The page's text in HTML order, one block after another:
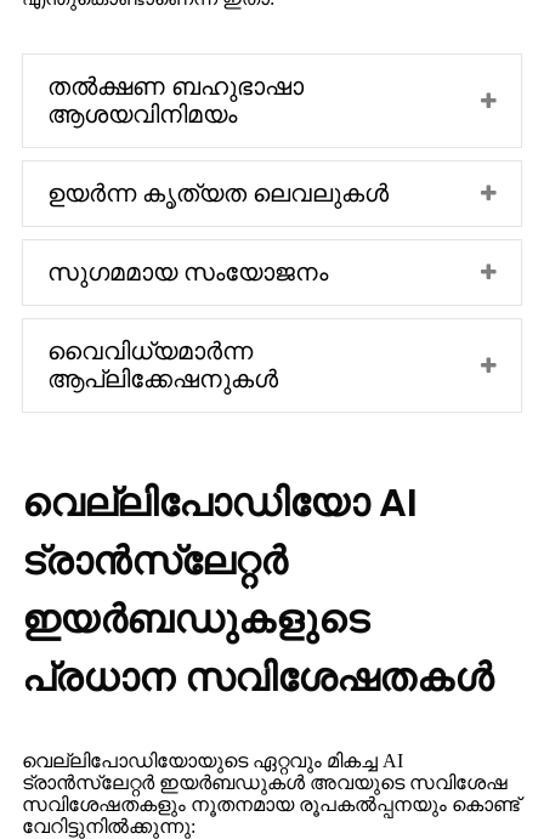
തൽക്ഷണ ബഹുഭാഷാ
ആശയവിനിമയം
ഉയർന്ന കൃത്യത ലെവലുകൾ
സുഗമമായ സംയോജനം
വൈവിധ്യമാർന്ന
ആപ്ലിക്കേഷനുകൾ
വെല്ലിപോഡിയോ AI
ട്രാൻസ്ലേറ്റർ
ഇയർബഡുകളുടെ
പ്രധാന സവിശേഷതകൾ
വെല്ലിപോഡിയോയുടെ ഏറ്റവും മികച്ച AI
ട്രാൻസ്ലേറ്റർ ഇയർബഡുകൾ അവയുടെ സവിശേഷ
സവിശേഷതകളും നൂതനമായ രൂപകൽപ്പനയും കൊണ്ട്
വേറിട്ടുനിൽക്കുന്നു: